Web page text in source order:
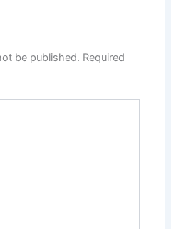
be published. Required